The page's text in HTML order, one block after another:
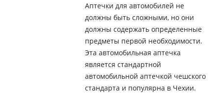
Аптечки для автомобилей не
должны быть сложными, но они
должны содержать определенные
предметы первой необходимости.
Эта автомобильная аптечка
является стандартной
автомобильной аптечкой чешского
стандарта и популярна в Чехии.